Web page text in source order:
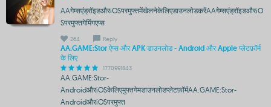
AAगेम्सएंड्रॉइडऔरiOSपरमुफ्तमेंखेलनेकेलिएडाउनलोडकरेंAAगेम्सएंड्रॉइडऔरiO
Sपरमुफ्तगेमिंगएप्स
264 Reply
AA.GAME:Stor ऐप्स और APK डाउनलोड - Android और Apple प्लेटफ़ॉर्म
के लिए
1770991843
AA.GAME:Stor-
AndroidऔरiOSकेलिएमुफ्तगेमडाउनलोडप्लेटफ़ॉर्मAA.GAME:Stor-
AndroidऔरiOSपरमुफ्त